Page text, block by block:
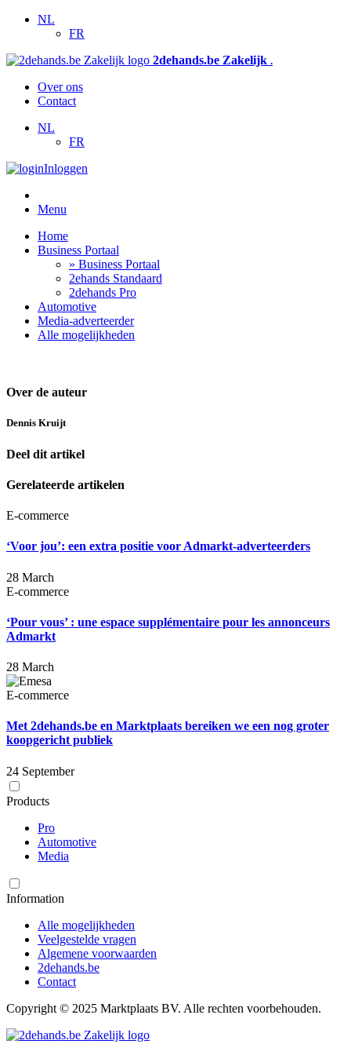
NL
FR
2dehands.be Zakelijk .
Over ons
Contact
NL
FR
Inloggen
Menu
Home
Business Portaal
» Business Portaal
2ehands Standaard
2dehands Pro
Automotive
Media-adverteerder
Alle mogelijkheden
Over de auteur
Dennis Kruijt
Deel dit artikel
Gerelateerde artikelen
E-commerce
‘Voor jou’: een extra positie voor Admarkt-adverteerders
28 March
E-commerce
‘Pour vous’ : une espace supplémentaire pour les annonceurs
Admarkt
28 March
E-commerce
Met 2dehands.be en Marktplaats bereiken we een nog groter
koopgericht publiek
24 September
Products
Pro
Automotive
Media
Information
Alle mogelijkheden
Veelgestelde vragen
Algemene voorwaarden
2dehands.be
Contact
Copyright © 2025 Marktplaats BV. Alle rechten voorbehouden.